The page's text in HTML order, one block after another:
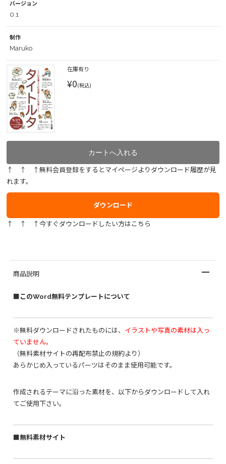
バージョン
0.1
制作
Maruko
在庫有り
¥0(税込)
↑ ↑ ↑無料会員登録をするとマイページよりダウンロード履歴が見
れます。
ダウンロード
↑ ↑ ↑今すぐダウンロードしたい方はこちら
商品説明
■このWord無料テンプレートについて
※無料ダウンロードされたものには、 イラストや写真の素材は入っ
ていません。
（無料素材サイトの再配布禁止の規約より）
あらかじめ入っているパーツはそのまま使用可能です。
作成されるテーマに沿った素材を、以下からダウンロードして入れ
てご使用下さい。
■無料素材サイト